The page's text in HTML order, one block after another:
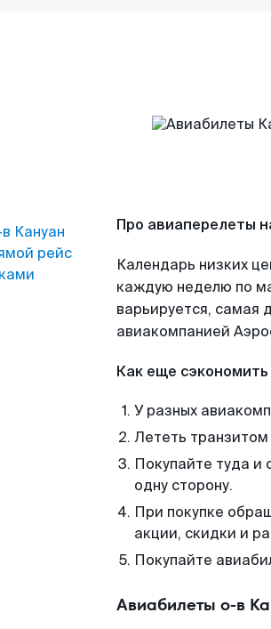
Кануан
рейс
Про авиаперелеты
Календарь низких
каждую неделю по
варьируется, самая
авиакомпанией
Как еще
У разных
Лететь
Покупайте туда и
одну сторону.
При покупке
акции, скидки и
Покупайте
Авиабилеты о-в